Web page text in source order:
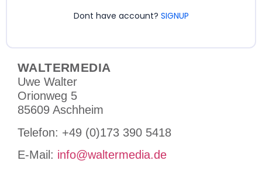
Dont have account? SIGNUP
WALTERMEDIA
Uwe Walter
Orionweg 5
85609 Aschheim
Tele­fon: +49 (0)173 390 5418
E-Mail: info@waltermedia.de